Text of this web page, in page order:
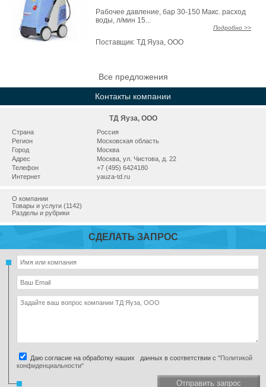
Рабочее давление, бар 30-150 Макс. расход
воды, л/мин 15...
Подробно >>
Поставщик:ТД Яуза, ООО
Все предложения
Контакты компании
ТД Яуза, ООО
Страна
Россия
Регион
Московская область
Город
Москва
Адрес
Москва, ул. Чистова, д. 22
Телефон
+7 (495) 6424180
Интернет
yauza-td.ru
О компании
Товары и услуги (1142)
Разделы и рубрики
СДЕЛАТЬ ЗАПРОС
Даю согласие на обработку наших данных в соответствии с "Политикой
конфиденциальности"
Отправить запрос